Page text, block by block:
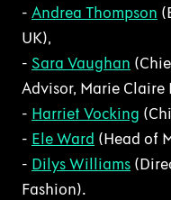
- Andrea Thompson
UK),
- Sara Vaughan
Advisor, Marie
- Harriet Vocking
- Ele Ward (Head of
- Dilys Williams
Fashion).